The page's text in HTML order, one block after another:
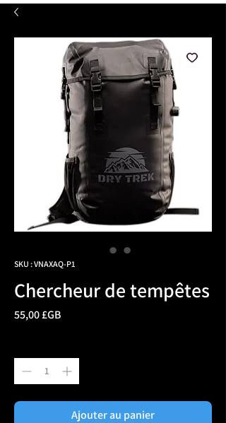
SKU : VNAXAQ-P1
Chercheur de tempêtes
55,00 £GBPrix
Ajouter au panier